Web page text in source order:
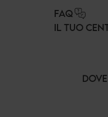
FAQ
IL TUO
Pannello di gestione dei